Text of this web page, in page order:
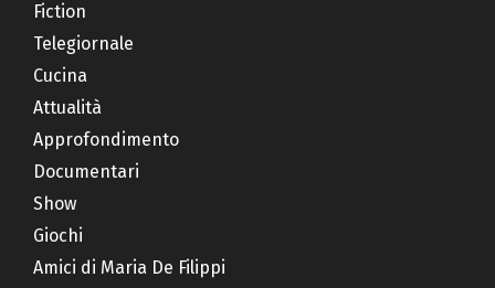
Fiction
Telegiornale
Cucina
Attualità
Approfondimento
Documentari
Show
Giochi
Amici di Maria De Filippi